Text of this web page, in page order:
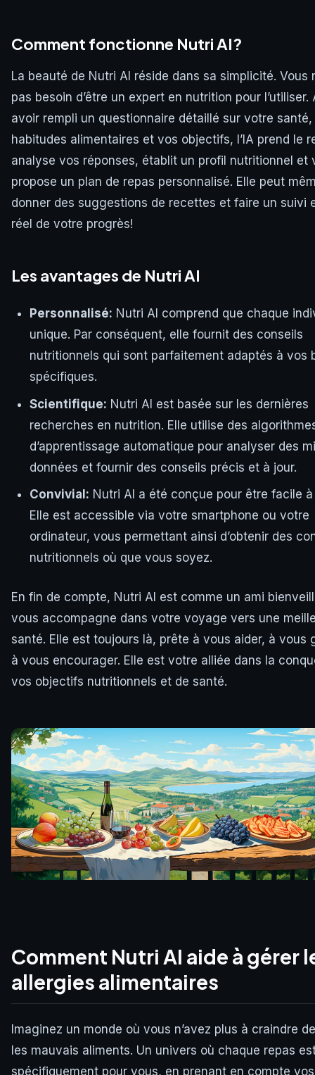
Comment fonctionne Nutri AI?
La beauté de Nutri AI réside dans sa simplicité. Vous
pas besoin d’être un expert en nutrition pour l’utiliser.
avoir rempli un questionnaire détaillé sur votre
habitudes alimentaires et vos objectifs, l’IA prend le
analyse vos réponses, établit un profil nutritionnel et
propose un plan de repas personnalisé. Elle peut
donner des suggestions de recettes et faire un suivi
réel de votre progrès!
Les avantages de Nutri AI
Personnalisé: Nutri AI comprend que chaque
unique. Par conséquent, elle fournit des conseils
nutritionnels qui sont parfaitement adaptés à vos
spécifiques.
Scientifique: Nutri AI est basée sur les dernières
recherches en nutrition. Elle utilise des
d’apprentissage automatique pour analyser des
données et fournir des conseils précis et à jour.
Convivial: Nutri AI a été conçue pour être facile à
Elle est accessible via votre smartphone ou votre
ordinateur, vous permettant ainsi d’obtenir des
nutritionnels où que vous soyez.
En fin de compte, Nutri AI est comme un ami
vous accompagne dans votre voyage vers une
santé. Elle est toujours là, prête à vous aider, à vous
à vous encourager. Elle est votre alliée dans la
vos objectifs nutritionnels et de santé.
Comment Nutri AI aide à gérer
allergies alimentaires
Imaginez un monde où vous n’avez plus à craindre
les mauvais aliments. Un univers où chaque repas
spécifiquement pour vous, en prenant en compte